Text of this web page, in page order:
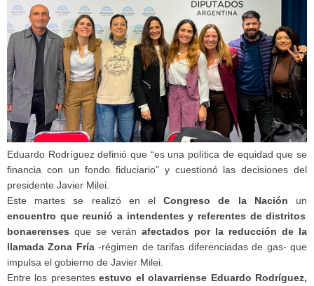
Eduardo Rodríguez definió que “es una política de equidad que se
financia con un fondo fiduciario” y cuestionó las decisiones del
presidente Javier Milei.
Este martes se realizó en elCongreso de la Nación un
encuentro que reunió a intendentes y referentes de distritos
bonaerenses que se verán afectados por la reducción de la
llamada Zona Fría-régimen de tarifas diferenciadas de gas- que
impulsa el gobierno de Javier Milei.
Entre los presentesestuvo el olavarriense Eduardo Rodríguez,